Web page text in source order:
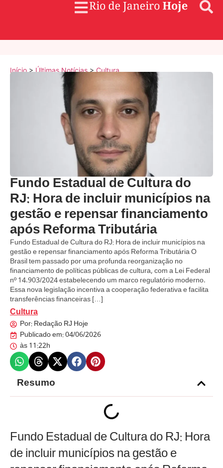
Início>Últimas Notícias>Cultura
Fundo Estadual de Cultura do
RJ: Hora de incluir municípios na
gestão e repensar financiamento
após Reforma Tributária
Fundo Estadual de Cultura do RJ: Hora de incluir municípios na
gestão e repensar financiamento após Reforma Tributária O
Brasil tem passado por uma profunda reorganização no
financiamento de políticas públicas de cultura, com a Lei Federal
nº 14.903/2024 estabelecendo um marco regulatório moderno.
Essa nova legislação incentiva a cooperação federativa e facilita
transferências financeiras […]
Cultura
Por: Redação RJ Hoje
Publicado em:04/06/2026
às11:22h
Resumo
Fundo Estadual de Cultura do RJ: Hora
de incluir municípios na gestão e